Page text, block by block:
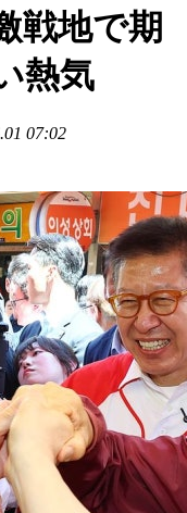
戦地で期
熱気
07:02